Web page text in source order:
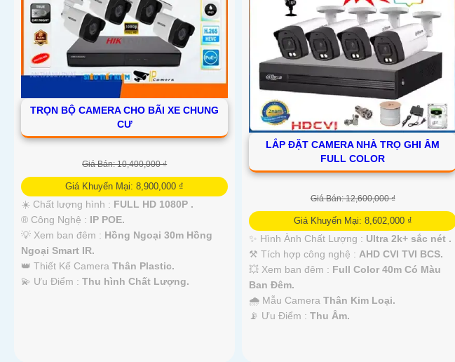
TRỌN BỘ CAMERA CHO BÃI XE CHUNG
CƯ
Giá Bán: 10,400,000 ₫
Giá Khuyến Mại: 8,900,000 ₫
☀️ Chất lượng hình : FULL HD 1080P .
®️ Công Nghệ : IP POE.
💡 Xem ban đêm : Hồng Ngoại 30m Hồng
Ngoại Smart IR.
👑 Thiết Kế Camera Thân Plastic.
️💫 Ưu Điểm : Thu hình Chất Lượng.
LẮP ĐẶT CAMERA NHÀ TRỌ GHI ÂM
FULL COLOR
Giá Bán: 12,600,000 ₫
Giá Khuyến Mại: 8,602,000 ₫
✨ Hình Ành Chất Lượng : Ultra 2k+ sắc nét .
⚒ Tích hợp công nghệ : AHD CVI TVI BCS.
💥 Xem ban đêm : Full Color 40m Có Màu
Ban Đêm.
🌧️ Mẫu CameraThân Kim Loại.
️📡 Ưu Điểm :Thu Âm.